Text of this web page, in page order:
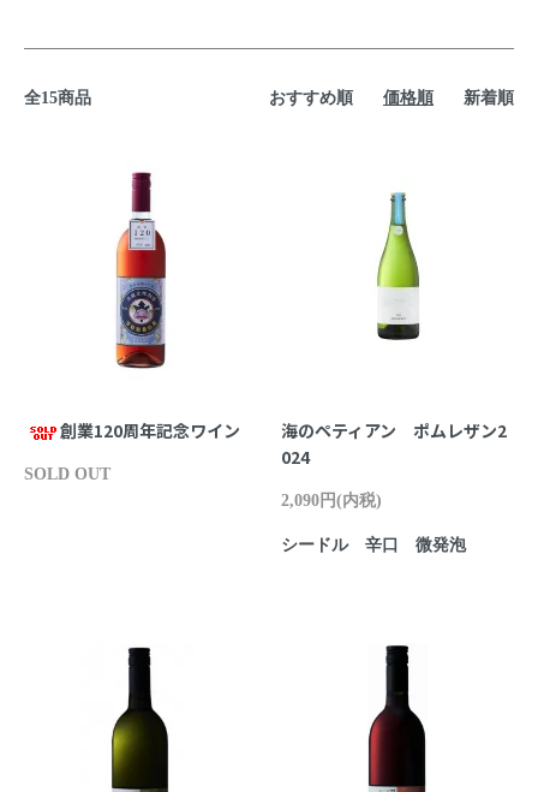
全15商品 おすすめ順 価格順 新着順
創業120周年記念ワイン
SOLD OUT
海のペティアン ポムレザン2
024
2,090円(内税)
シードル 辛口 微発泡